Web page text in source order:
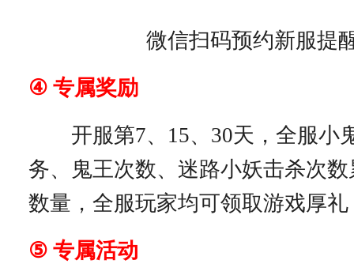
微信扫码预约新服提
④专属奖励
开服第7、15、30天，全服小
务、鬼王次数、迷路小妖击杀次
数量，全服玩家均可领取游戏厚礼
⑤专属活动